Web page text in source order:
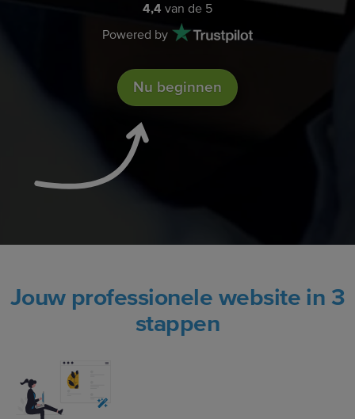
4,4 van de 5
Powered by
Nu beginnen
Jouw professionele website in 3
stappen